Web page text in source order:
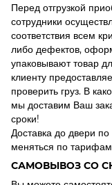
Перед отгрузкой
сотрудники
соответствия всем
либо дефектов,
упаковывают товар
клиенту
проверить груз. В
мы доставим Ваш
сроки!
Доставка до двери
меняться по
САМОВЫВОЗ СО